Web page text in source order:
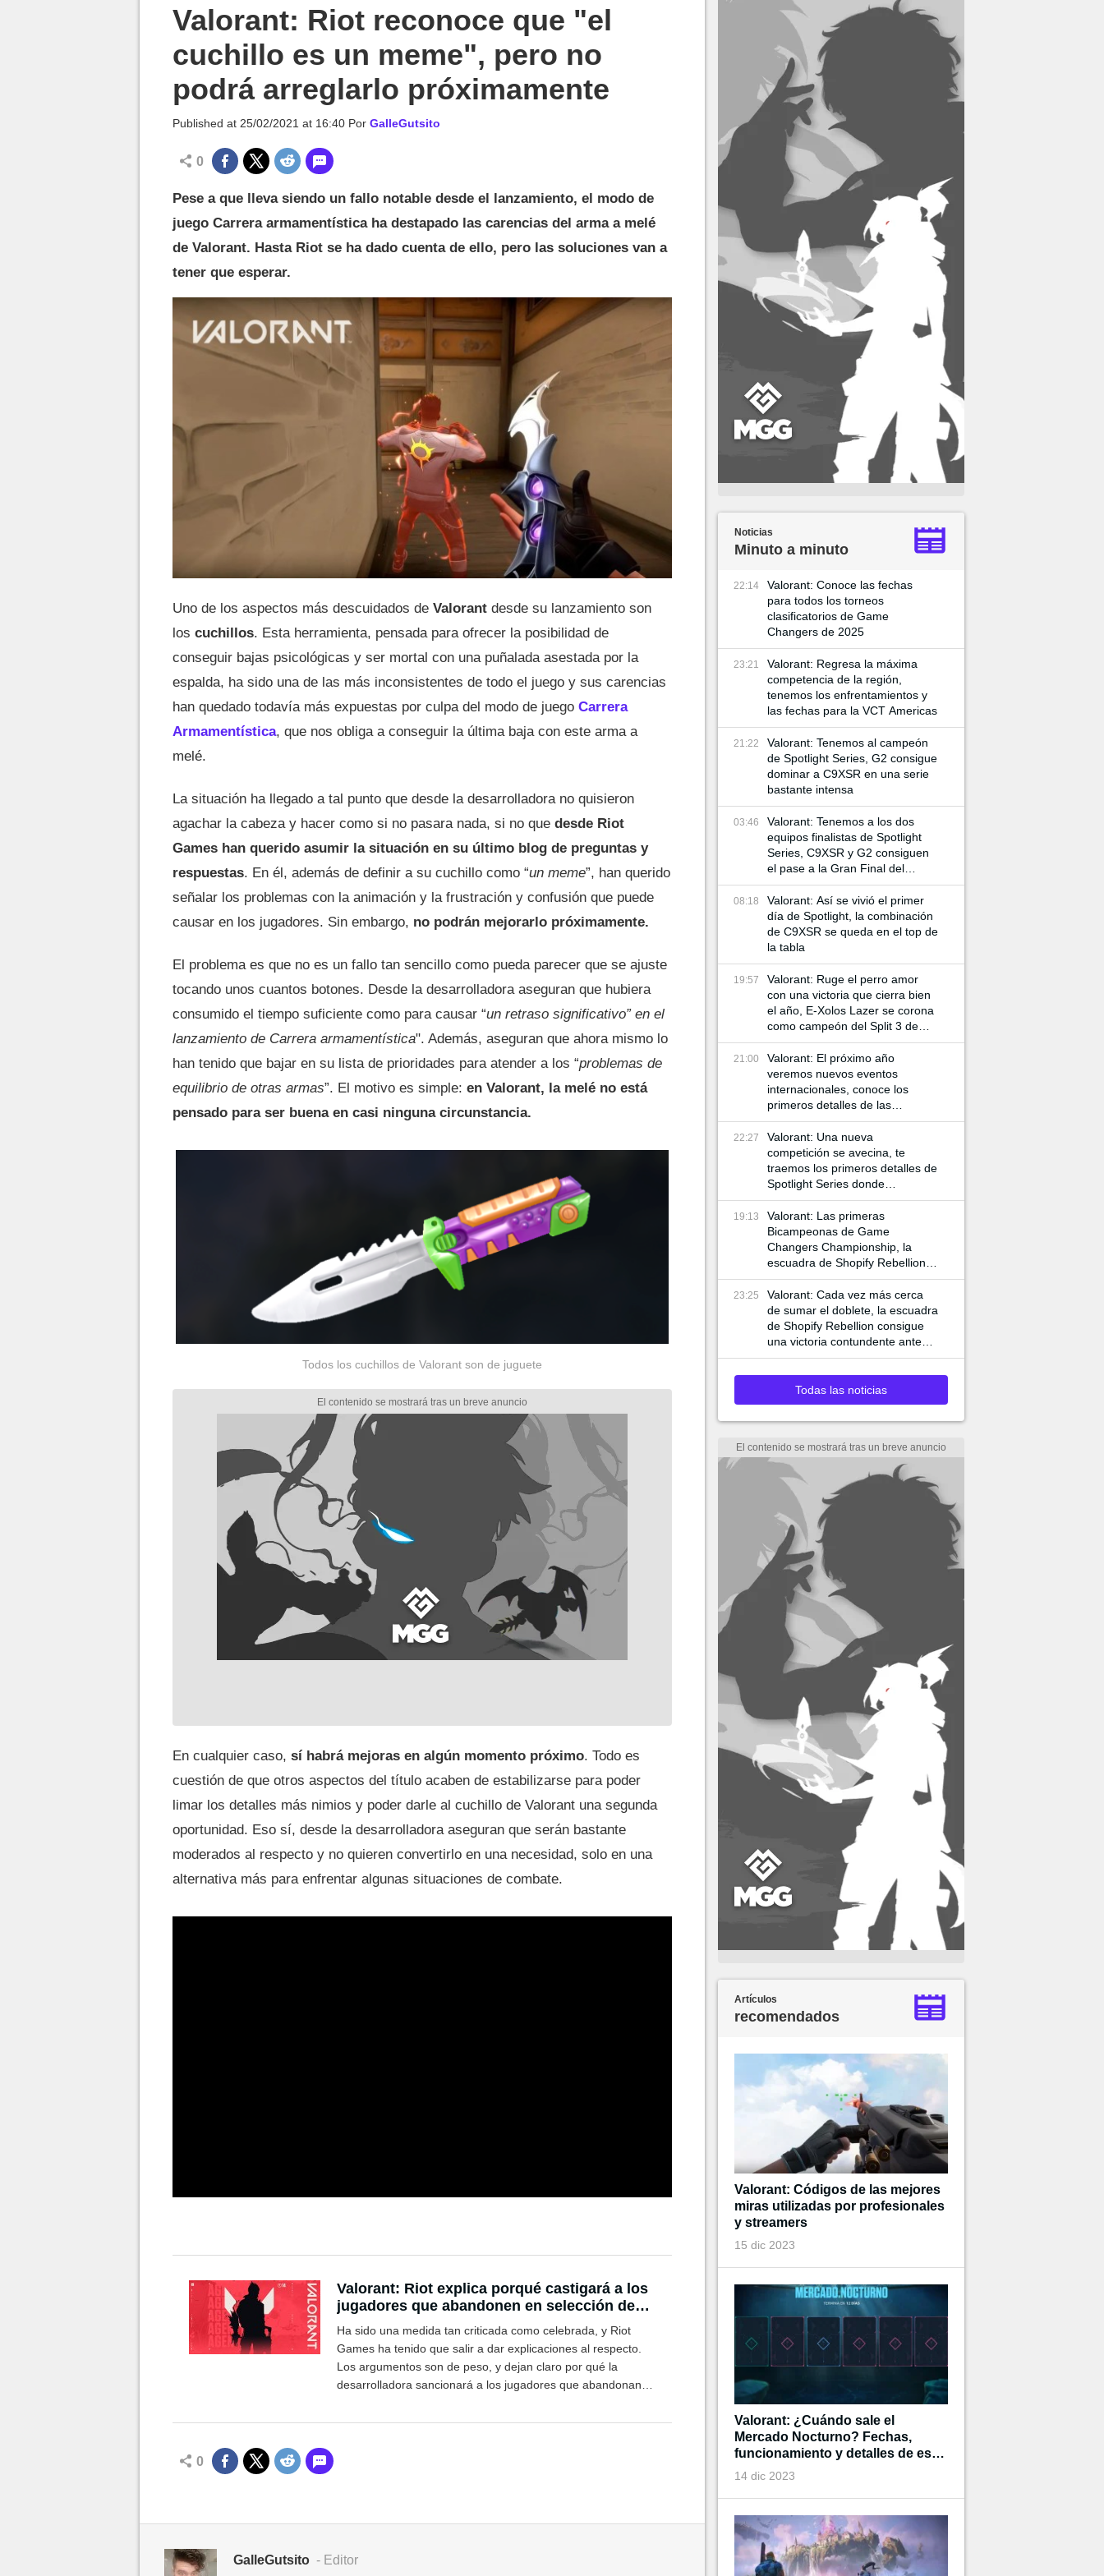
Valorant: Riot reconoce que "el
cuchillo es un meme", pero no
podrá arreglarlo próximamente
Published at 25/02/2021 at 16:40 Por GalleGutsito
0
Pese a que lleva siendo un fallo notable desde el lanzamiento, el modo de
juego Carrera armamentística ha destapado las carencias del arma a melé
de Valorant. Hasta Riot se ha dado cuenta de ello, pero las soluciones van a
tener que esperar.
Uno de los aspectos más descuidados de Valorant desde su lanzamiento son
los cuchillos. Esta herramienta, pensada para ofrecer la posibilidad de
conseguir bajas psicológicas y ser mortal con una puñalada asestada por la
espalda, ha sido una de las más inconsistentes de todo el juego y sus carencias
han quedado todavía más expuestas por culpa del modo de juego Carrera
Armamentística, que nos obliga a conseguir la última baja con este arma a
melé.
La situación ha llegado a tal punto que desde la desarrolladora no quisieron
agachar la cabeza y hacer como si no pasara nada, si no que desde Riot
Games han querido asumir la situación en su último blog de preguntas y
respuestas. En él, además de definir a su cuchillo como “un meme”, han querido
señalar los problemas con la animación y la frustración y confusión que puede
causar en los jugadores. Sin embargo, no podrán mejorarlo próximamente.
El problema es que no es un fallo tan sencillo como pueda parecer que se ajuste
tocando unos cuantos botones. Desde la desarrolladora aseguran que hubiera
consumido el tiempo suficiente como para causar “un retraso significativo” en el
lanzamiento de Carrera armamentística". Además, aseguran que ahora mismo lo
han tenido que bajar en su lista de prioridades para atender a los “problemas de
equilibrio de otras armas”. El motivo es simple: en Valorant, la melé no está
pensado para ser buena en casi ninguna circunstancia.
Todos los cuchillos de Valorant son de juguete
En cualquier caso, sí habrá mejoras en algún momento próximo. Todo es
cuestión de que otros aspectos del título acaben de estabilizarse para poder
limar los detalles más nimios y poder darle al cuchillo de Valorant una segunda
oportunidad. Eso sí, desde la desarrolladora aseguran que serán bastante
moderados al respecto y no quieren convertirlo en una necesidad, solo en una
alternativa más para enfrentar algunas situaciones de combate.
Valorant: Riot explica porqué castigará a los
jugadores que abandonen en selección de
agente
Ha sido una medida tan criticada como celebrada, y Riot
Games ha tenido que salir a dar explicaciones al respecto.
Los argumentos son de peso, y dejan claro por qué la
desarrolladora sancionará a los jugadores que abandonan
0
GalleGutsito - Editor
Noticias
Minuto a minuto
22:14
Valorant: Conoce las fechas
para todos los torneos
clasificatorios de Game
Changers de 2025
23:21
Valorant: Regresa la máxima
competencia de la región,
tenemos los enfrentamientos y
las fechas para la VCT Americas
21:22
Valorant: Tenemos al campeón
de Spotlight Series, G2 consigue
dominar a C9XSR en una serie
bastante intensa
03:46
Valorant: Tenemos a los dos
equipos finalistas de Spotlight
Series, C9XSR y G2 consiguen
el pase a la Gran Final del
torneo
08:18
Valorant: Así se vivió el primer
día de Spotlight, la combinación
de C9XSR se queda en el top de
la tabla
19:57
Valorant: Ruge el perro amor
con una victoria que cierra bien
el año, E-Xolos Lazer se corona
como campeón del Split 3 de
VCL Norte
21:00
Valorant: El próximo año
veremos nuevos eventos
internacionales, conoce los
primeros detalles de las
siguientes competencias
internacionales de VCT
22:27
Valorant: Una nueva
competición se avecina, te
traemos los primeros detalles de
Spotlight Series donde
jugadores de VCT y Game
Changers participan
19:13
Valorant: Las primeras
Bicampeonas de Game
Changers Championship, la
escuadra de Shopify Rebellion
consigue llevarse la final 3-0
ante MIBR para alzar la copa
23:25
Valorant: Cada vez más cerca
de sumar el doblete, la escuadra
de Shopify Rebellion consigue
una victoria contundente ante
G2 para asegurar el pase a la
final
Todas las noticias
Artículos
recomendados
Valorant: Códigos de las mejores
miras utilizadas por profesionales
y streamers
15 dic 2023
Valorant: ¿Cuándo sale el
Mercado Nocturno? Fechas,
funcionamiento y detalles de esta
tienda de tiempo limitado
14 dic 2023